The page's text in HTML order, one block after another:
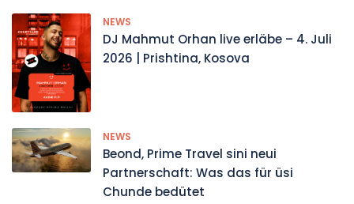
NEWS
DJ Mahmut Orhan live erläbe – 4. Juli
2026 | Prishtina, Kosova
NEWS
Beond, Prime Travel sini neui
Partnerschaft: Was das für üsi
Chunde bedütet